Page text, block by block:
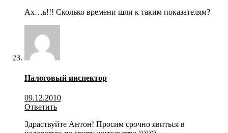
Ах…ь!!! Сколько времени шли к таким показателям?
Налоговый инспектор
09.12.2010
Ответить
Здраствуйте Антон! Просим срочно явиться в